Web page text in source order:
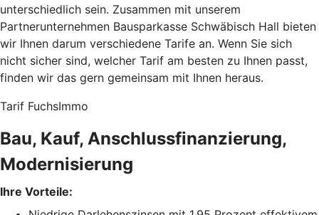
unterschiedlich sein. Zusammen mit unserem
Partnerunternehmen Bausparkasse Schwäbisch Hall bieten
wir Ihnen darum verschiedene Tarife an. Wenn Sie sich
nicht sicher sind, welcher Tarif am besten zu Ihnen passt,
finden wir das gern gemeinsam mit Ihnen heraus.
Tarif FuchsImmo
Bau, Kauf, Anschlussfinanzierung,
Modernisierung
Ihre Vorteile: